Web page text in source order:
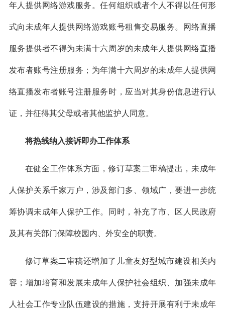
年人提供网络游戏服务。任何组织或者个人不得以任何形
式向未成年人提供网络游戏账号租售交易服务。网络直播
服务提供者不得为未满十六周岁的未成年人提供网络直播
发布者账号注册服务；为年满十六周岁的未成年人提供网
络直播发布者账号注册服务时，应当对其身份信息进行认
证，并征得其父母或者其他监护人同意。
将热线纳入接诉即办工作体系
在健全工作体系方面，修订草案二审稿提出，未成年
人保护关系千家万户，涉及部门多、领域广，要进一步统
筹协调未成年人保护工作。同时，补充了市、区人民政府
及其有关部门保障校园内、外安全的职责。
修订草案二审稿还增加了儿童友好型城市建设相关内
容；增加培育和发展未成年人保护社会组织、加强未成年
人社会工作专业队伍建设的措施，支持开展有利于未成年